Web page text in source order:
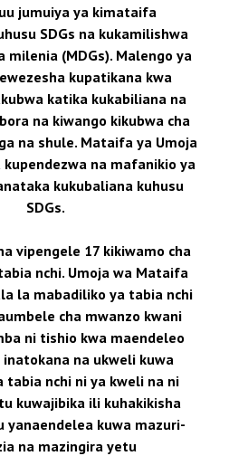
jumuiya ya kimataifa
SDGs na kukamilishwa
milenia (MDGs). Malengo ya
kupatikana kwa
katika kukabiliana na
na kiwango kikubwa cha
na shule. Mataifa ya Umoja
na mafanikio ya
kukubaliana kuhusu
SDGs.
vipengele 17 kikiwamo cha
nchi. Umoja wa Mataifa
la mabadiliko ya tabia nchi
cha mwanzo kwani
ni tishio kwa maendeleo
inatokana na ukweli kuwa
tabia nchi ni ya kweli na ni
kuwajibika ili kuhakikisha
yanaendelea kuwa mazuri-
na mazingira yetu